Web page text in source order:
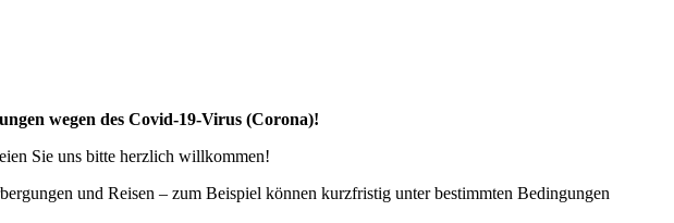
wegen des Covid-19-Virus (Corona)!
Sie uns bitte herzlich willkommen!
und Reisen – zum Beispiel können kurzfristig unter bestimmten Bedingungen